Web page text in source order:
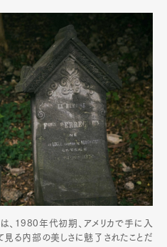
、1980年代初期、アメリカで手に入
る内部の美しさに魅了されたことだ